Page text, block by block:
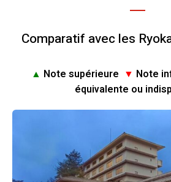
Comparatif avec les
▲ Note supérieure ▼ Note
équivalente ou